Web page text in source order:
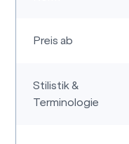
Preis ab
Stilistik &
Terminologie